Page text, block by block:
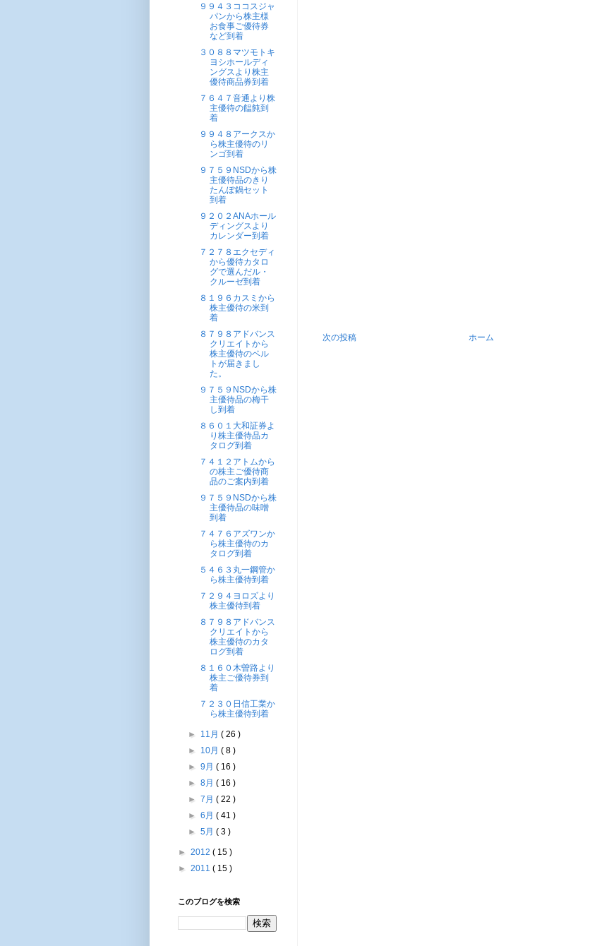
次の投稿 ホーム
９９４３ココスジャ
パンから株主様
お食事ご優待券
など到着
３０８８マツモトキ
ヨシホールディ
ングスより株主
優待商品券到着
７６４７音通より株
主優待の饂飩到
着
９９４８アークスか
ら株主優待のリ
ンゴ到着
９７５９NSDから株
主優待品のきり
たんぽ鍋セット
到着
９２０２ANAホール
ディングスより
カレンダー到着
７２７８エクセディ
から優待カタロ
グで選んだル・
クルーゼ到着
８１９６カスミから
株主優待の米到
着
８７９８アドバンス
クリエイトから
株主優待のベル
トが届きまし
た。
９７５９NSDから株
主優待品の梅干
し到着
８６０１大和証券よ
り株主優待品カ
タログ到着
７４１２アトムから
の株主ご優待商
品のご案内到着
９７５９NSDから株
主優待品の味噌
到着
７４７６アズワンか
ら株主優待のカ
タログ到着
５４６３丸一鋼管か
ら株主優待到着
７２９４ヨロズより
株主優待到着
８７９８アドバンス
クリエイトから
株主優待のカタ
ログ到着
８１６０木曽路より
株主ご優待券到
着
７２３０日信工業か
ら株主優待到着
► 11月( 26 )
► 10月( 8 )
►9月( 16 )
►8月( 16 )
►7月( 22 )
►6月( 41 )
►5月( 3 )
► 2012 ( 15 )
► 2011 ( 15 )
このブログを検索